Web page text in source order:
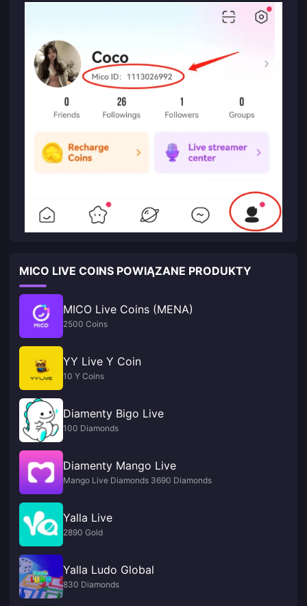
MICO LIVE COINS POWIĄZANE PRODUKTY
MICO Live Coins (MENA)
2500 Coins
YY Live Y Coin
10 Y Coins
Diamenty Bigo Live
100 Diamonds
Diamenty Mango Live
Mango Live Diamonds 3690 Diamonds
Yalla Live
2890 Gold
Yalla Ludo Global
830 Diamonds